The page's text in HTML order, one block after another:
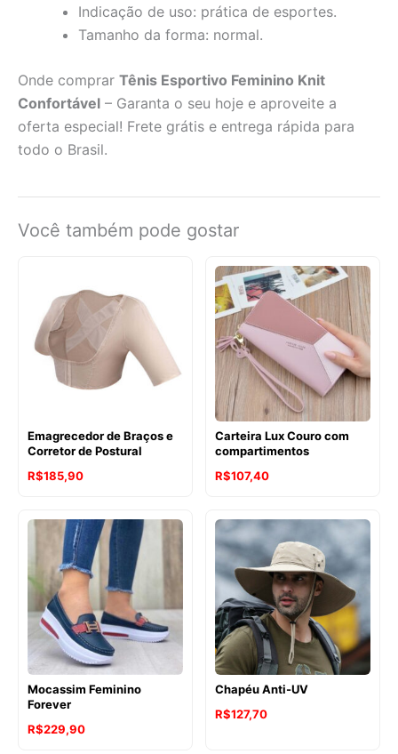
Indicação de uso: prática de esportes.
Tamanho da forma: normal.
Onde comprar Tênis Esportivo Feminino Knit
Confortável – Garanta o seu hoje e aproveite a
oferta especial! Frete grátis e entrega rápida para
todo o Brasil.
Você também pode gostar
Emagrecedor de Braços e
Corretor de Postural
R$185,90
Carteira Lux Couro com
compartimentos
R$107,40
Mocassim Feminino
Forever
R$229,90
Chapéu Anti-UV
R$127,70